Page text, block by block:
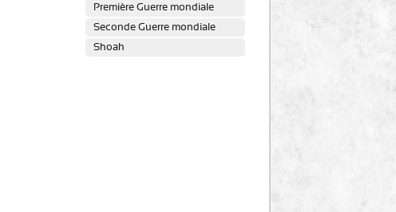
Première Guerre mondiale
Seconde Guerre mondiale
Shoah